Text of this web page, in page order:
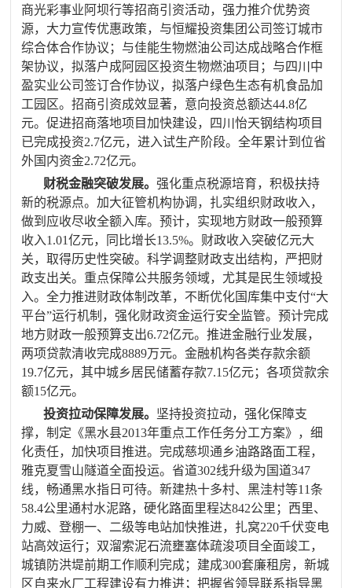
商光彩事业阿坝行等招商引资活动，强力推介优势资
源，大力宣传优惠政策，与恒耀投资集团公司签订城市
综合体合作协议；与佳能生物燃油公司达成战略合作框
架协议，拟落户成阿园区投资生物燃油项目 ；与四川中
盈实业公司签订合作协议，拟落户绿色生态有机食品加
工园区。招商引资成效显著，意向投资总额达44.8亿
元。促进招商落地项目加快建设，
四川怡天钢结构项目
已完成投资2.7亿元，进入试生产阶段。全年累计到位省
外国内资金2.72亿元。
财税金融突破发展。强化重点税源培育，积极扶持
新的税源点。加大征管机构协调，扎实组织财政收入，
做到应收尽收全额入库。预计， 实现地方财政一般预算
收入1.01亿元，同比增长13.5%。财政收入突破亿元大
关，取得历史性突破。科学调整财政支出结构， 严把财
政支出关。 重点保障公共服务领域，尤其是民生领域投
入。全力推进财政体制改革，不断优化国库集中支付“大
平台”运行机制，强化财政资金运行安全监管。预计完成
地方财政一般预算支出6.72亿元。推进金融行业发展，
两项贷款清收完成8889万元。金融机构各类存款余额
19.7亿元，其中城乡居民储蓄存款7.15亿元；各项贷款余
额15亿元。
投资拉动保障发展。 坚持投资拉动，强化保障支
撑，制定《黑水县2013年重点工作任务分工方案》，细
化责任，加快项目推进。完成慈坝通乡油路路面工程，
雅克夏雪山隧道全面投运。省道302线升级为国道347
线，畅通黑水指日可待。新建热十多村、黑洼村等11条
58.4公里通村水泥路，硬化路面里程达842公里；西里、
力威、登棚一、二级等电站加快推进，扎窝220千伏变电
站高效运行；双溜索泥石流壅塞体疏浚项目全面竣工，
城镇防洪堤前期工作顺利完成；建成300套廉租房，新城
区自来水厂工程建设有力推进；把握省领导联系指导黑